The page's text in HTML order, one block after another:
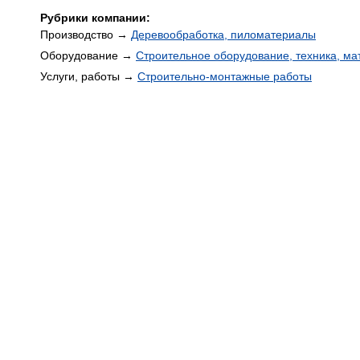
Рубрики компании:
Производство → Деревообработка, пиломатериалы
Оборудование → Строительное оборудование, техника,
Услуги, работы → Строительно-монтажные работы